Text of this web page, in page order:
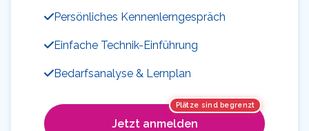
Persönliches Kennenlerngespräch
Einfache Technik-Einführung
Bedarfsanalyse & Lernplan
Plätze sind begrenzt
Jetzt anmelden